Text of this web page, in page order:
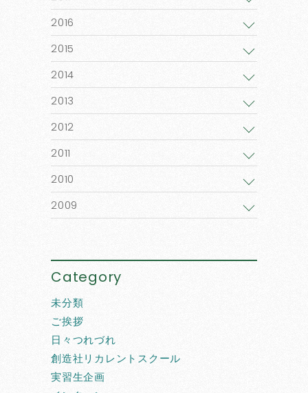
2016
2015
2014
2013
2012
2011
2010
2009
Category
未分類
ご挨拶
日々つれづれ
創造社リカレントスクール
実習生企画